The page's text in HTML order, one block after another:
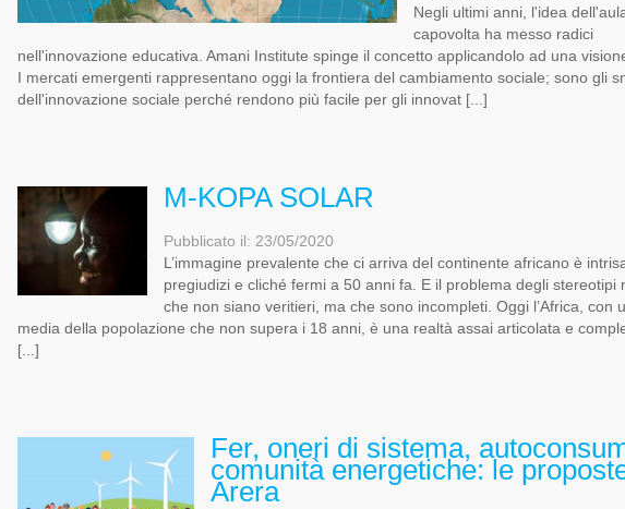
Negli ultimi anni, l'idea
capovolta ha messo radici
nell'innovazione educativa. Amani Institute spinge il concetto applicandolo ad una
I mercati emergenti rappresentano oggi la frontiera del cambiamento sociale; sono gli
dell'innovazione sociale perché rendono più facile per gli innovat [...]
M-KOPA SOLAR
Pubblicato il: 23/05/2020
L’immagine prevalente che ci arriva del continente africano è
pregiudizi e cliché fermi a 50 anni fa. E il problema degli stereotipi
che non siano veritieri, ma che sono incompleti. Oggi l’Africa, con
media della popolazione che non supera i 18 anni, è una realtà assai articolata e
[...]
Fer, oneri di sistema,
comunità energetiche: le
Arera